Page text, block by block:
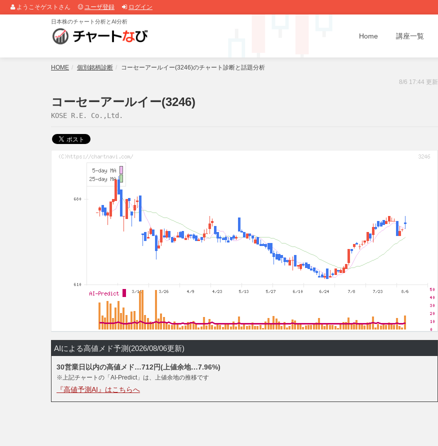
ようこそゲストさん ユーザ登録 ログイン
日本株のチャート分析とAI分析
Home 講座一覧
HOME 個別銘柄診断 コーセーアールイー(3246)のチャート診断と話題分析
8/6 17:44 更新
コーセーアールイー(3246)
KOSE R.E. Co.,Ltd.
AIによる高値メド予測(2026/08/06更新)
30営業日以内の高値メド…712円(上値余地…7.96%)
※上記チャートの「AI-Predict」は、上値余地の推移です
『高値予測AI』はこちらへ